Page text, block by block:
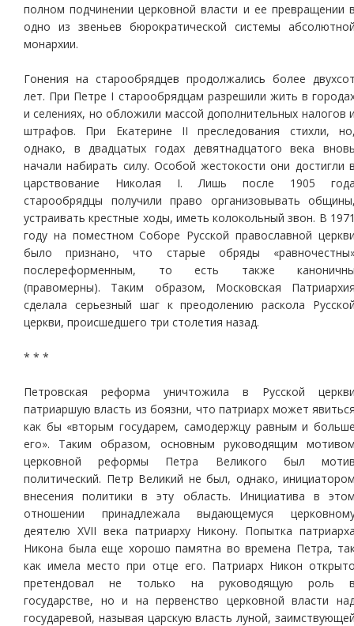
полном подчинении церковной власти и ее превращении
одно из звеньев бюрократической системы
монархии.
Гонения на старообрядцев продолжались более
лет. При Петре I старообрядцам разрешили жить в
и селениях, но обложили массой дополнительных налогов
штрафов. При Екатерине II преследования стихли,
однако, в двадцатых годах девятнадцатого века
начали набирать силу. Особой жестокости они достигли
царствование Николая I. Лишь после 1905
старообрядцы получили право организовывать
устраивать крестные ходы, иметь колокольный звон. В
году на поместном Соборе Русской православной
было признано, что старые обряды
послереформенным, то есть также
(правомерны). Таким образом, Московская
сделала серьезный шаг к преодолению раскола
церкви, происшедшего три столетия назад.
* * *
Петровская реформа уничтожила в Русской
патриаршую власть из боязни, что патриарх может
как бы «вторым государем, самодержцу равным и
его». Таким образом, основным руководящим
церковной реформы Петра Великого был
политический. Петр Великий не был, однако,
внесения политики в эту область. Инициатива в
отношении принадлежала выдающемуся
деятелю XVII века патриарху Никону. Попытка
Никона была еще хорошо памятна во времена Петра,
как имела место при отце его. Патриарх Никон
претендовал не только на руководящую роль
государстве, но и на первенство церковной власти
государевой, называя царскую власть луной,